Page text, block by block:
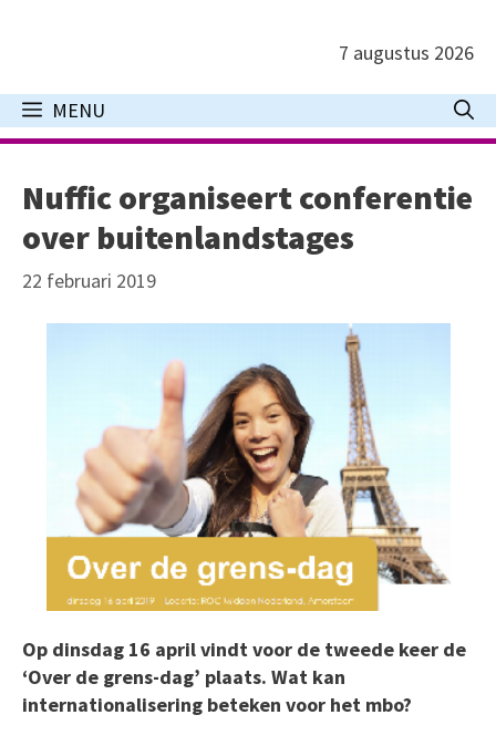
inhoud
7 augustus 2026
MENU
Nuffic organiseert conferentie
over buitenlandstages
22 februari 2019
Op dinsdag 16 april vindt voor de tweede keer de
‘Over de grens-dag’ plaats. Wat kan
internationalisering beteken voor het mbo?